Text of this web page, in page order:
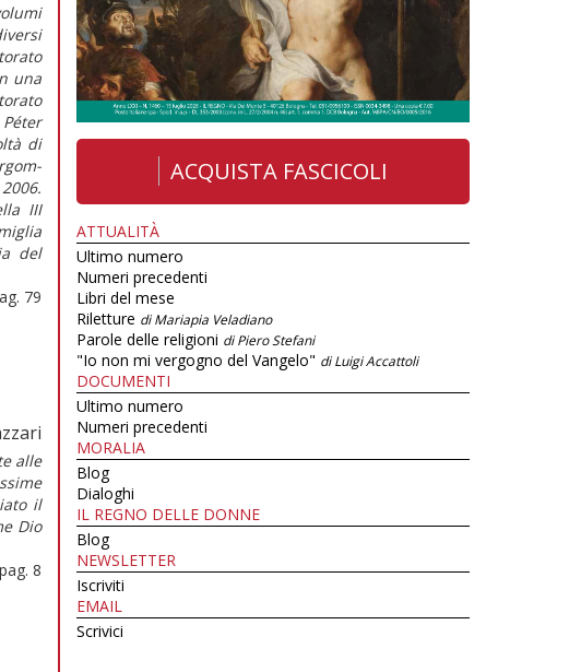
una
di
III
del
79
alle
il
Dio
8
ACQUISTA FASCICOLI
ATTUALITÀ
Ultimo numero
Numeri precedenti
Libri del mese
Riletture di Mariapia Veladiano
Parole delle religioni di Piero Stefani
"Io non mi vergogno del Vangelo" di Luigi Accattoli
DOCUMENTI
Ultimo numero
Numeri precedenti
MORALIA
Blog
Dialoghi
IL REGNO DELLE DONNE
Blog
NEWSLETTER
Iscriviti
EMAIL
Scrivici